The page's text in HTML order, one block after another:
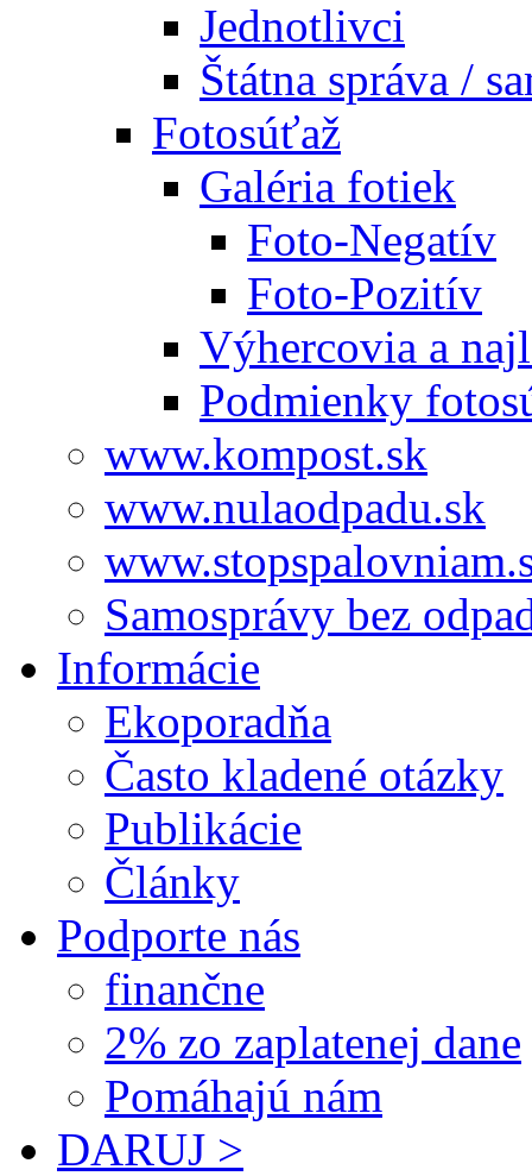
Jednotlivci
Štátna správa /
Fotosúťaž
Galéria fotiek
Foto-Negatív
Foto-Pozitív
Výhercovia a
Podmienky
www.kompost.sk
www.nulaodpadu.sk
Samosprávy bez
Informácie
Ekoporadňa
Často kladené otázky
Publikácie
Články
Podporte nás
finančne
2% zo zaplatenej dane
Pomáhajú nám
DARUJ >